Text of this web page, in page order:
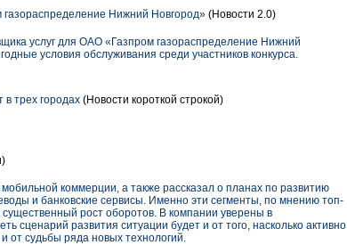
Нижний Новгород» (Новости 2.0)
услуг для ОАО «Газпром газораспределение Нижний
условия обслуживания среди участников конкурса.
в трех городах (Новости короткой строкой)
коммерции, а также рассказал о планах по развитию
и банковские сервисы. Именно эти сегменты, по мнению топ-
рост оборотов. В компании уверены в
сценарий развития ситуации будет и от того, насколько активно
от судьбы ряда новых технологий.